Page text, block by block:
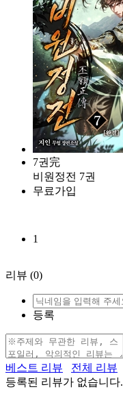
7권完
비원정전 7권
무료가입
1
리뷰 (0)
등록
베스트 리뷰
전체 리뷰
등록된 리뷰가 없습니다.